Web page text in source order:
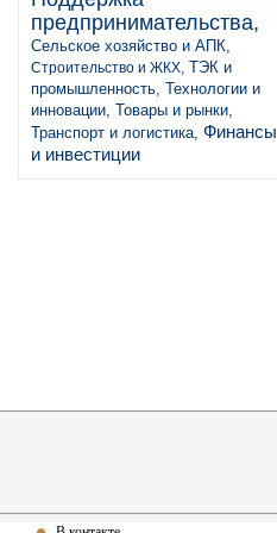
предпринимательства,
Сельское хозяйство и АПК,
Строительство и ЖКХ, ТЭК и
промышленность, Технологии и
инновации, Товары и рынки,
Транспорт и логистика, Финансы
и инвестиции